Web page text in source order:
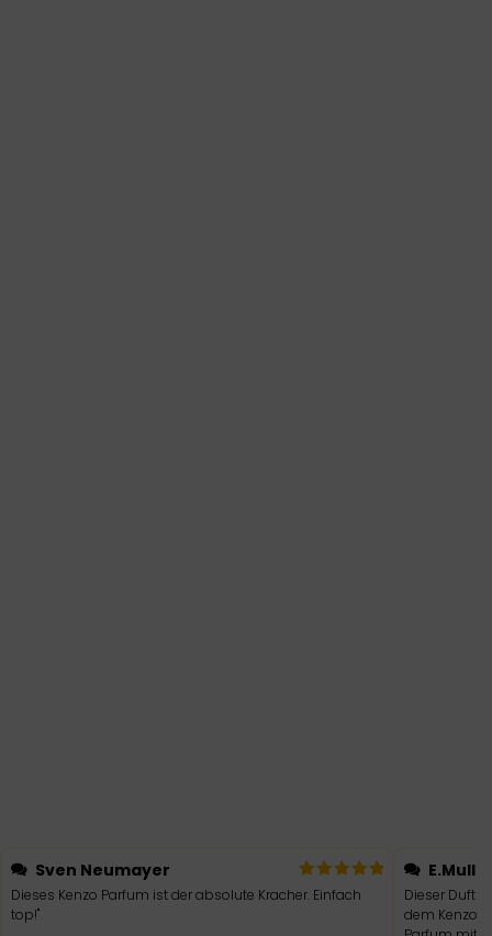
Sven Neumayer
Dieses Kenzo Parfum ist der absolute Kracher. Einfach
top!"
Dieser Duft
dem Kenzo